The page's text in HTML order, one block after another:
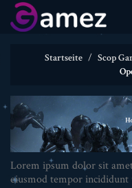
Startseite Scop
Lorem ipsum dolor sit
eiusmod tempor incididunt